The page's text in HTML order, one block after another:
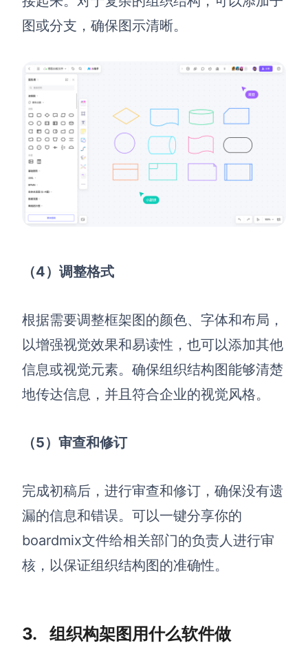
图或分支，确保图示清晰。
（4）调整格式
根据需要调整框架图的颜色、字体和布局，
以增强视觉效果和易读性，也可以添加其他
信息或视觉元素。确保组织结构图能够清楚
地传达信息，并且符合企业的视觉风格。
（5）审查和修订
完成初稿后，进行审查和修订，确保没有遗
漏的信息和错误。可以一键分享你的
boardmix文件给相关部门的负责人进行审
核，以保证组织结构图的准确性。
3. 组织构架图用什么软件做